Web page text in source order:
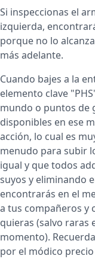
Si inspeccionas el
izquierda,
porque no lo
más adelante.
Cuando bajes a la
elemento clave
mundo o puntos de
disponibles en ese
acción, lo cual es
menudo para subir
igual y que todos
suyos y eliminando
encontrarás en el
a tus compañeros y
quieras (salvo raras
momento).
por el módico precio